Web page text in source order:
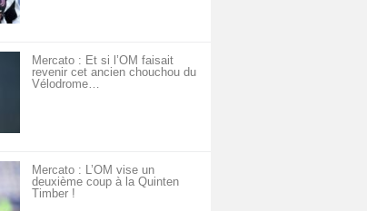
Mercato : Et si l’OM faisait
revenir cet ancien chouchou du
Vélodrome…
Mercato : L’OM vise un
deuxième coup à la Quinten
Timber !